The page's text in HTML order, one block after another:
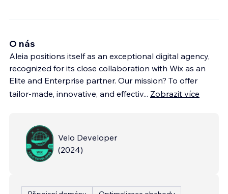
O nás
Aleia positions itself as an exceptional digital agency,
recognized for its close collaboration with Wix as an
Elite and Enterprise partner. Our mission? To offer
tailor-made, innovative, and effectiv... Zobrazit více
Velo Developer
(2024)